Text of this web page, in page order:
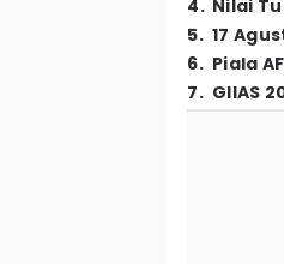
4. Nilai
5. 17
6. Piala
7. GIIAS